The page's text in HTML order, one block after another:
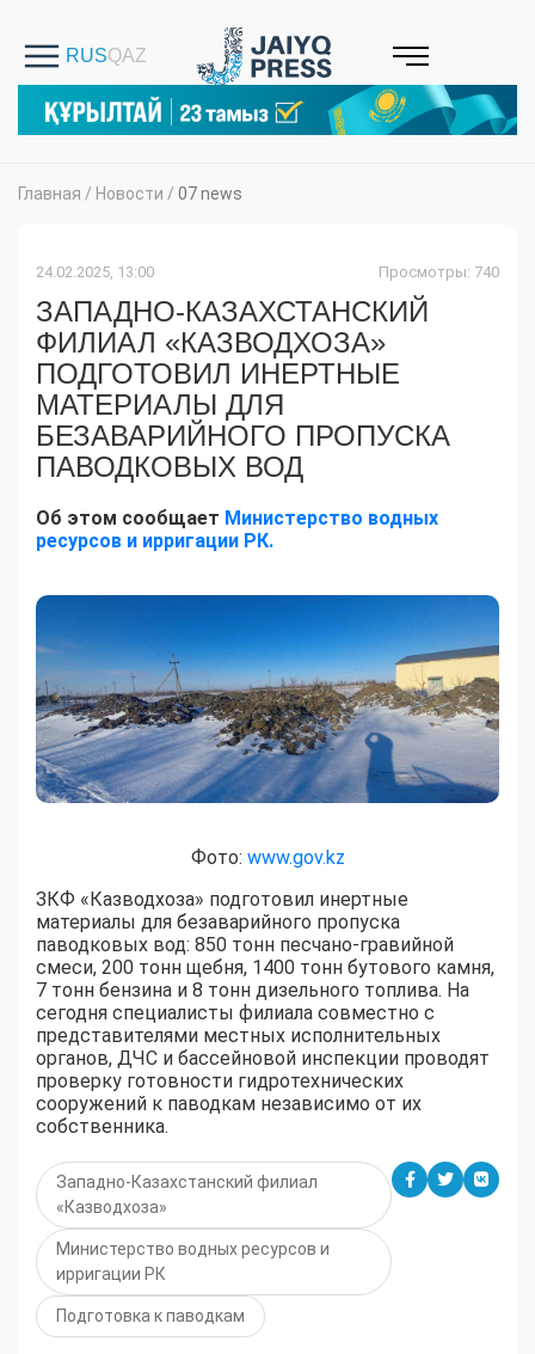
Главная / Новости / 07 news
24.02.2025, 13:00 Просмотры: 740
ЗАПАДНО-КАЗАХСТАНСКИЙ
ФИЛИАЛ «КАЗВОДХОЗА»
ПОДГОТОВИЛ ИНЕРТНЫЕ
МАТЕРИАЛЫ ДЛЯ
БЕЗАВАРИЙНОГО ПРОПУСКА
ПАВОДКОВЫХ ВОД
Об этом сообщает Министерство водных
ресурсов и ирригации РК.
Фото: www.gov.kz
ЗКФ «Казводхоза» подготовил инертные
материалы для безаварийного пропуска
паводковых вод: 850 тонн песчано-гравийной
смеси, 200 тонн щебня, 1400 тонн бутового камня,
7 тонн бензина и 8 тонн дизельного топлива. На
сегодня специалисты филиала совместно с
представителями местных исполнительных
органов, ДЧС и бассейновой инспекции проводят
проверку готовности гидротехнических
сооружений к паводкам независимо от их
собственника.
Западно-Казахстанский филиал
«Казводхоза»
Министерство водных ресурсов и
ирригации РК
Подготовка к паводкам